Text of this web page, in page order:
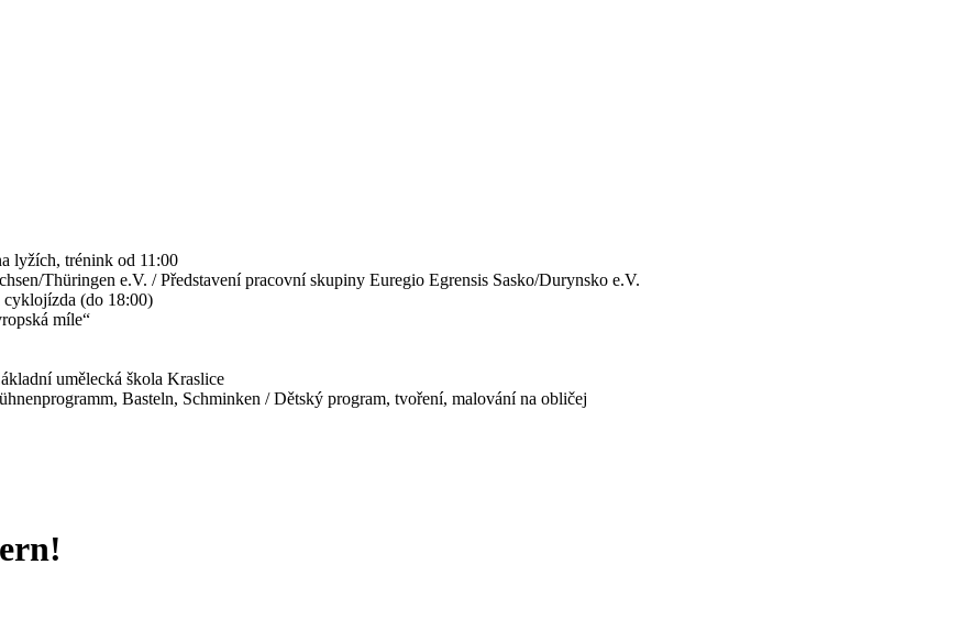
lyžích, trénink od 11:00
Thüringen e.V. / Představení pracovní skupiny Euregio Egrensis Sasko/Durynsko e.V.
cyklojízda (do 18:00)
míle“
umělecká škola Kraslice
Basteln, Schminken / Dětský program, tvoření, malování na obličej